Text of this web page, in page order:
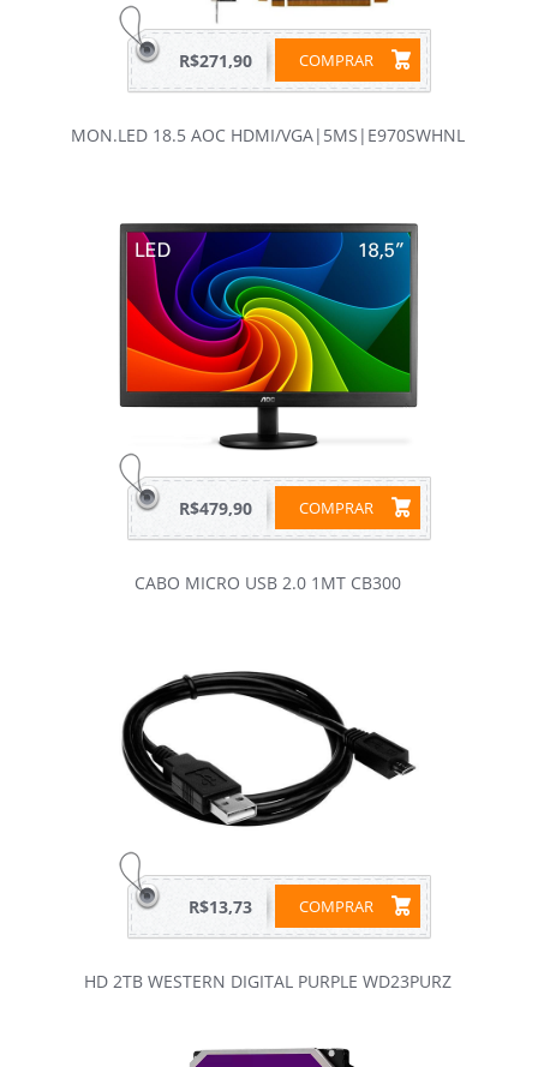
COMPRAR
R$271,90
MON.LED 18.5 AOC HDMI/VGA|5MS|E970SWHNL
COMPRAR
R$479,90
CABO MICRO USB 2.0 1MT CB300
COMPRAR
R$13,73
HD 2TB WESTERN DIGITAL PURPLE WD23PURZ